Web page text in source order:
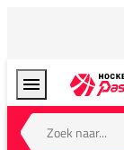
Zoek naar...